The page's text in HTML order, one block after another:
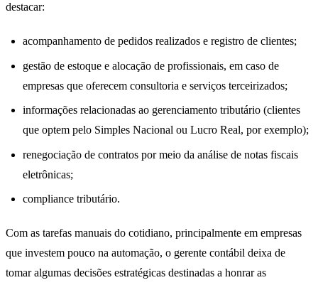
destacar:
acompanhamento de pedidos realizados e registro de clientes;
gestão de estoque e alocação de profissionais, em caso de
empresas que oferecem consultoria e serviços terceirizados;
informações relacionadas ao gerenciamento tributário (clientes
que optem pelo Simples Nacional ou Lucro Real, por exemplo);
renegociação de contratos por meio da análise de notas fiscais
eletrônicas;
compliance tributário.
Com as tarefas manuais do cotidiano, principalmente em empresas
que investem pouco na automação, o gerente contábil deixa de
tomar algumas decisões estratégicas destinadas a honrar as